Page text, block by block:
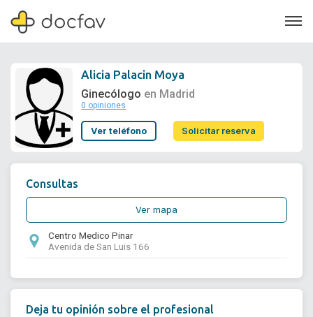
Soporte
Alicia Palacin Moya
Ginecólogo en Madrid
0 opiniones
Ver teléfono Solicitar reserva
Consultas
Ver mapa
Centro Medico Pinar
Avenida de San Luis 166
Deja tu opinión sobre el profesional